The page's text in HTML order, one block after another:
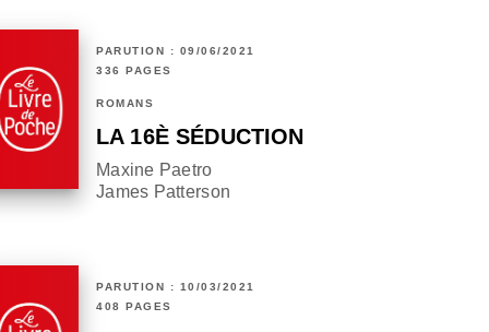
PARUTION : 09/06/2021
336 PAGES
ROMANS
LA 16È SÉDUCTION
Maxine Paetro
James Patterson
PARUTION : 10/03/2021
408 PAGES